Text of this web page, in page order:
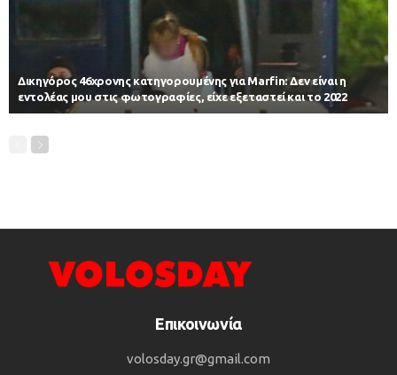
Δικηγόρος 46χρονης κατηγορουμένης για Marfin: Δεν είναι η
εντολέας μου στις φωτογραφίες, είχε εξεταστεί και το 2022
Επικοινωνία
volosday.gr@gmail.com